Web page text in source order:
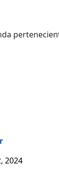
2024